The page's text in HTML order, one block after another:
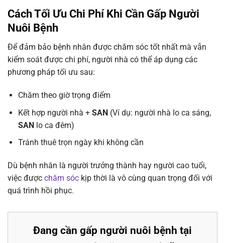
Cách Tối Ưu Chi Phí Khi Cần Gấp Người
Nuôi Bệnh
Để đảm bảo bệnh nhân được chăm sóc tốt nhất mà vẫn
kiểm soát được chi phí, người nhà có thể áp dụng các
phương pháp tối ưu sau:
Chăm theo giờ trọng điểm
Kết hợp người nhà + SAN(Ví dụ: người nhà lo ca sáng,
SANlo ca đêm)
Tránh thuê trọn ngày khi không cần
Dù bệnh nhân là người trưởng thành hay người cao tuổi,
việc được chăm sóc kịp thời là vô cùng quan trọng đối với
quá trình hồi phục.
Đang cần gấp người nuôi bệnh tại